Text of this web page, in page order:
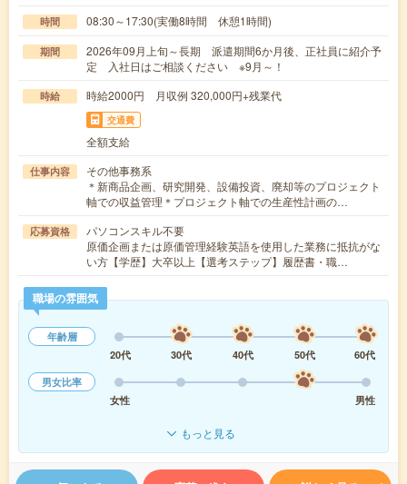
時間 08:30～17:30(実働8時間 休憩1時間)
期間
2026年09月上旬～長期 派遣期間6か月後、正社員に紹介予
定 入社日はご相談ください ※9月～！
時給 時給2000円 月収例 320,000円+残業代
交通費
全額支給
仕事内容
その他事務系
＊新商品企画、研究開発、設備投資、廃却等のプロジェクト
軸での収益管理＊プロジェクト軸での生産性計画の…
応募資格
パソコンスキル不要
原価企画または原価管理経験英語を使用した業務に抵抗がな
い方【学歴】大卒以上【選考ステップ】履歴書・職…
職場の雰囲気
年齢層
20代
30代 40代 50代
60代
男女比率
女性
男性
もっと見る